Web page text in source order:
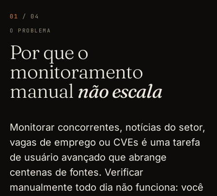
01 / 04
O PROBLEMA
Por que o
monitoramento
manual não escala
Monitorar concorrentes, notícias do setor,
vagas de emprego ou CVEs é uma tarefa
de usuário avançado que abrange
centenas de fontes. Verificar
manualmente todo dia não funciona: você